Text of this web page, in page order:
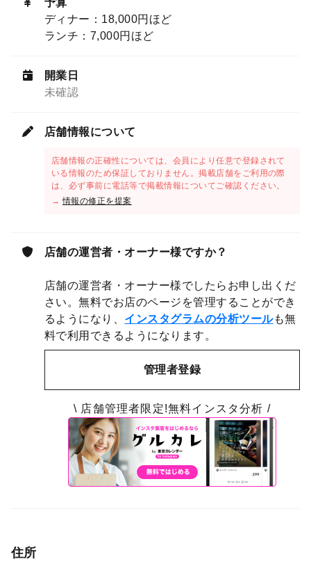
ディナー：18,000円ほど
ランチ：7,000円ほど
開業日
未確認
店舗情報について
店舗情報の正確性については、会員により任意で登録されて
いる情報のため保証しておりません。掲載店舗をご利用の際
は、必ず事前に電話等で掲載情報についてご確認ください。
→情報の修正を提案
店舗の運営者・オーナー様ですか？
店舗の運営者・オーナー様でしたらお申し出くだ
さい。無料でお店のページを管理することができ
るようになり、 インスタグラムの分析ツールも無
料で利用できるようになります。
管理者登録
\ 店舗管理者限定!無料インスタ分析 /
住所